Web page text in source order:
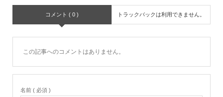
コメント ( 0 ) トラックバックは利用できません。
この記事へのコメントはありません。
名前 ( 必須 )